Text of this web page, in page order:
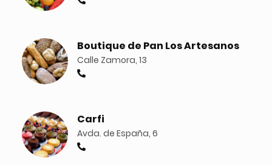
Boutique de Pan Los Artesanos
Calle Zamora, 13
Carfi
Avda. de España, 6